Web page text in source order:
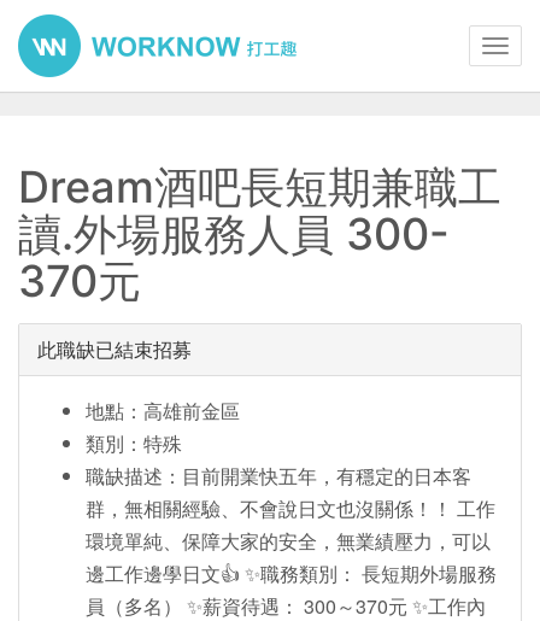
Dream酒吧長短期兼職工
讀.外場服務人員 300-
370元
此職缺已結束招募
地點：高雄前金區
類別：特殊
職缺描述：目前開業快五年，有穩定的日本客
群，無相關經驗、不會說日文也沒關係！！ 工作
環境單純、保障大家的安全，無業績壓力，可以
邊工作邊學日文👍 ✨職務類別： 長短期外場服務
員（多名） ✨薪資待遇： 300～370元 ✨工作內